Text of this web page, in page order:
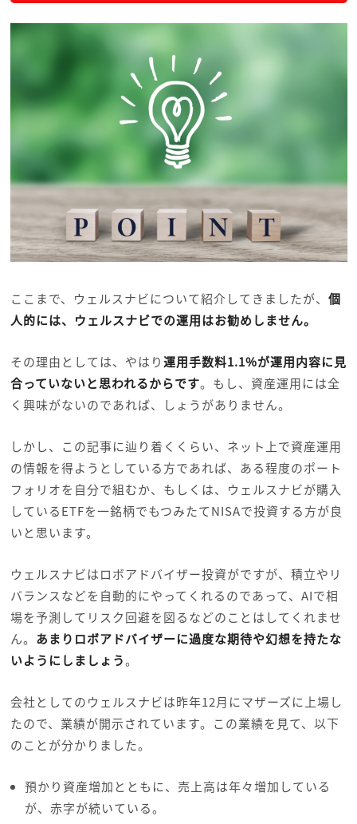
ここまで、ウェルスナビについて紹介してきましたが、 個
人的には、ウェルスナビでの運用はお勧めしません。
その理由としては、やはり運用手数料1.1%が運用内容に見
合っていないと思われるからです。もし、資産運用には全
く興味がないのであれば、しょうがありません。
しかし、この記事に辿り着くくらい、ネット上で資産運用
の情報を得ようとしている方であれば、ある程度のポート
フォリオを自分で組むか、もしくは、ウェルスナビが購入
しているETFを一銘柄でもつみたてNISAで投資する方が良
いと思います。
ウェルスナビはロボアドバイザー投資がですが、積立やリ
バランスなどを自動的にやってくれるのであって、AIで相
場を予測してリスク回避を図るなどのことはしてくれませ
ん。 あまりロボアドバイザーに過度な期待や幻想を持たな
いようにしましょう。
会社としてのウェルスナビは昨年12月にマザーズに上場し
たので、業績が開示されています。この業績を見て、以下
のことが分かりました。
預かり資産増加とともに、売上高は年々増加している
が、赤字が続いている。